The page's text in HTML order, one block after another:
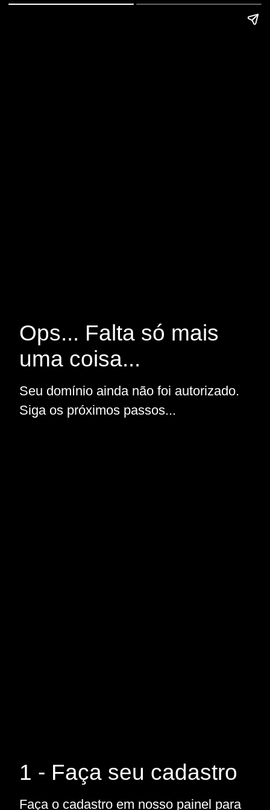
Ops... Falta só mais
uma coisa...
Seu domínio ainda não foi autorizado.
Siga os próximos passos...
1 - Faça seu cadastro
Faça o cadastro em nosso painel para